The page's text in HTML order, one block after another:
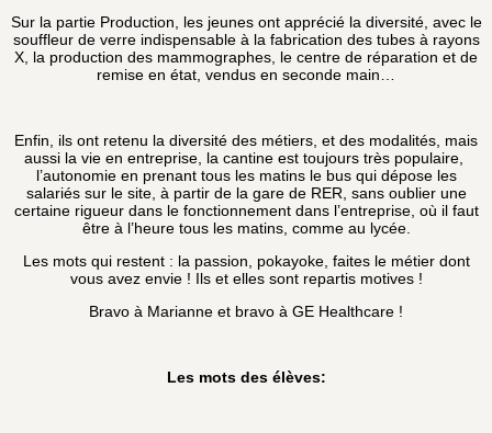
Sur la partie Production, les jeunes ont apprécié la diversité, avec le
souffleur de verre indispensable à la fabrication des tubes à rayons
X, la production des mammographes, le centre de réparation et de
remise en état, vendus en seconde main…
Enfin, ils ont retenu la diversité des métiers, et des modalités, mais
aussi la vie en entreprise, la cantine est toujours très populaire,
l’autonomie en prenant tous les matins le bus qui dépose les
salariés sur le site, à partir de la gare de RER, sans oublier une
certaine rigueur dans le fonctionnement dans l’entreprise, où il faut
être à l’heure tous les matins, comme au lycée.
Les mots qui restent : la passion, pokayoke, faites le métier dont
vous avez envie ! Ils et elles sont repartis motives !
Bravo à Marianne et bravo à GE Healthcare !
Les mots des élèves: